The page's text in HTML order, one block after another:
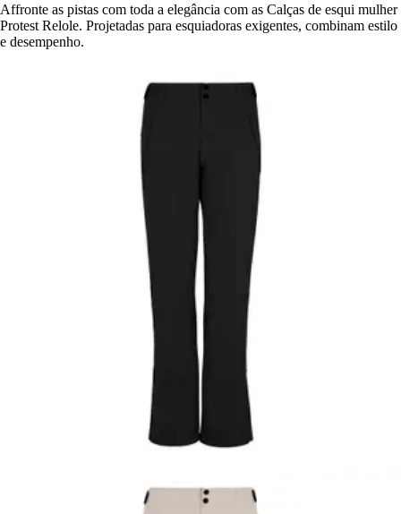
Affronte as pistas com toda a elegância com as Calças de esqui mulher
Protest Relole. Projetadas para esquiadoras exigentes, combinam estilo
e desempenho.